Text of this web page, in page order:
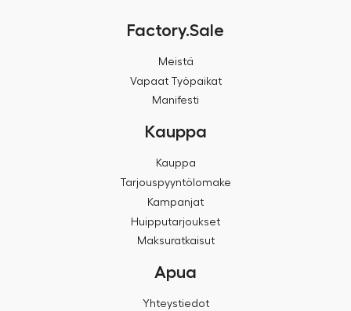
Factory.Sale
Meistä
Vapaat Työpaikat
Manifesti
Kauppa
Kauppa
Tarjouspyyntölomake
Kampanjat
Huipputarjoukset
Maksuratkaisut
Apua
Yhteystiedot